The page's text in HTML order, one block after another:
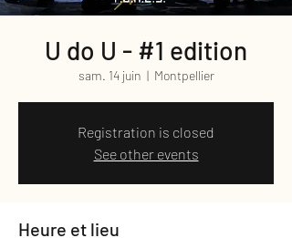
U do U - #1 edition
sam. 14 juin
  |
Montpellier
Registration is closed
See other events
Heure et lieu